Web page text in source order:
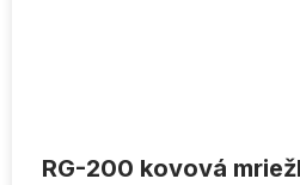
RG-200 kovová